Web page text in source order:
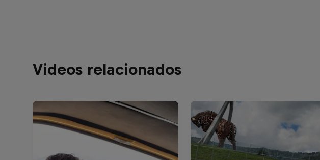
Videos relacionados